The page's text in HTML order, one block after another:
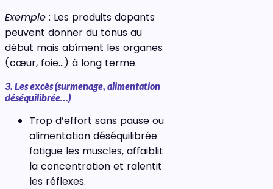
Exemple : Les produits dopants
peuvent donner du tonus au
début mais abîment les organes
(cœur, foie…) à long terme.
3. Les excès (surmenage, alimentation
déséquilibrée…)
Trop d’effort sans pause ou
alimentation déséquilibrée
fatigue les muscles, affaiblit
la concentration et ralentit
les réflexes.